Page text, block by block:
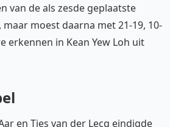
van de als zesde geplaatste
maar moest daarna met 21-19, 10-
erkennen in Kean Yew Loh uit
en Ties van der Lecq eindigde